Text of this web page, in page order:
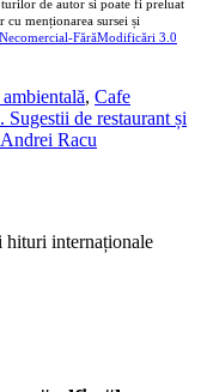
de autor si poate fi preluat
cu menționarea sursei și
FărăModificări 3.0
, Cafe
Sugestii de restaurant și
Andrei Racu
hituri internaționale